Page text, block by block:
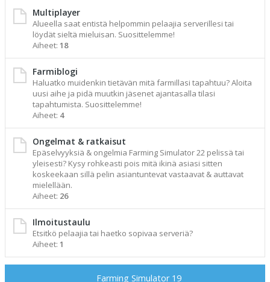
Multiplayer
Alueella saat entistä helpommin pelaajia serverillesi tai
löydät sieltä mieluisan. Suosittelemme!
Aiheet: 18
Farmiblogi
Haluatko muidenkin tietävän mitä farmillasi tapahtuu? Aloita
uusi aihe ja pidä muutkin jäsenet ajantasalla tilasi
tapahtumista. Suosittelemme!
Aiheet: 4
Ongelmat & ratkaisut
Epäselvyyksiä & ongelmia Farming Simulator 22 pelissä tai
yleisesti? Kysy rohkeasti pois mitä ikinä asiasi sitten
koskeekaan sillä pelin asiantuntevat vastaavat & auttavat
mielellään.
Aiheet: 26
Ilmoitustaulu
Etsitkö pelaajia tai haetko sopivaa serveriä?
Aiheet: 1
Farming Simulator 19